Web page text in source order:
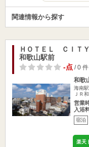
関連情報から探す
ＨＯＴＥＬ ＣＩＴ
和歌山駅前
-点/ 0 件
和歌
海南
ＪＲ
営業
入浴
宿泊
楽天